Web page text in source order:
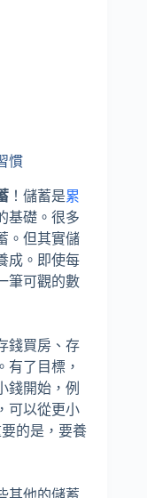
慣
！儲蓄是累
基礎。很多
。但其實儲
成。即使每
筆可觀的數
錢買房、存
有了目標，
錢開始，例
可以從更小
的是，要養
其他的儲蓄